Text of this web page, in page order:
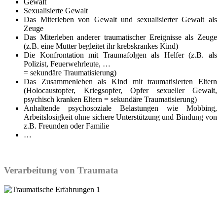
Sexualisierte Gewalt
Das Miterleben von Gewalt und sexualisierter Gewalt als
Zeuge
Das Miterleben anderer traumatischer Ereignisse als Zeuge
(z.B. eine Mutter begleitet ihr krebskrankes Kind)
Die Konfrontation mit Traumafolgen als Helfer (z.B. als
Polizist, Feuerwehrleute, …
= sekundäre Traumatisierung)
Das Zusammenleben als Kind mit traumatisierten Eltern
(Holocaustopfer, Kriegsopfer, Opfer sexueller Gewalt,
psychisch kranken Eltern = sekundäre Traumatisierung)
Anhaltende psychosoziale Belastungen wie Mobbing,
Arbeitslosigkeit ohne sichere Unterstützung und Bindung von
z.B. Freunden oder Familie
…
Verarbeitung von Traumata